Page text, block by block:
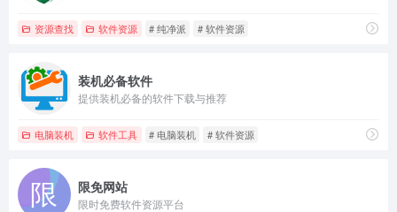
资源查找 软件资源 # 纯净派 # 软件资源
装机必备软件
提供装机必备的软件下载与推荐
电脑装机 软件工具 # 电脑装机 # 软件资源
限免网站
限时免费软件资源平台